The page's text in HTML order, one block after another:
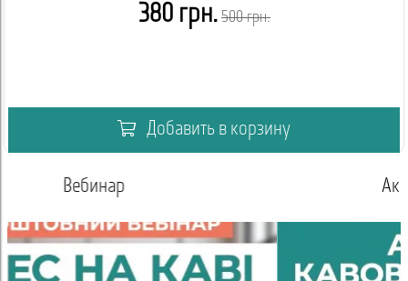
380 грн. 500 грн.
Добавить в корзину